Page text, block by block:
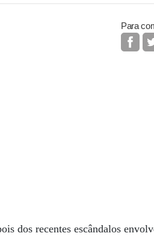
Para
dos recentes escândalos